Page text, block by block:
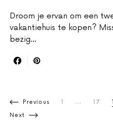
Droom je ervan om een
vakantiehuis te kopen?
bezig…
Berichten
Previous 1 … 17
Next